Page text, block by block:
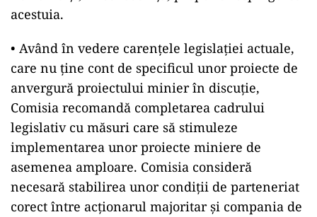
acestuia.
• Având în vedere carențele legislației actuale,
care nu ține cont de specificul unor proiecte de
anvergură proiectului minier în discuție,
Comisia recomandă completarea cadrului
legislativ cu măsuri care să stimuleze
implementarea unor proiecte miniere de
asemenea amploare. Comisia consideră
necesară stabilirea unor condiții de parteneriat
corect între acționarul majoritar și compania de